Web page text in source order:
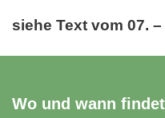
siehe Text vom 07.
Wo und wann